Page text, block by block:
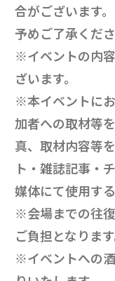
合がございます。
予めご了承くださ
※イベントの内
ざいます。
※本イベントに
加者への取材等
真、取材内容等
ト・雑誌記事・
媒体にて使用す
※会場までの往
ご負担となります
※イベントへの